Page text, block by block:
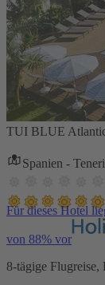
TUI BLUE
Spanien -
Für dieses Hotel
von 88% vor
8-tägige